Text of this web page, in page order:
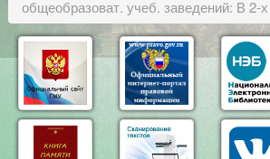
общеобразоват. учеб. заведений: В 2-